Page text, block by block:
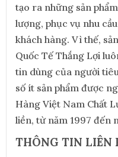
tạo ra những sản
lượng, phục vụ nhu
khách hàng. Vì thế,
Quốc Tế Thắng Lợi
tin dùng của người
số ít sản phẩm được
Hàng Việt Nam Chất
liền, từ năm 1997 đến
THÔNG TIN LIÊN